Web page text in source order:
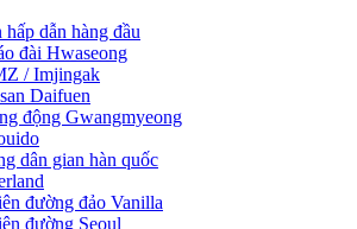
dẫn hàng đầu
đài Hwaseong
/ Imjingak
Daifuen
động Gwangmyeong
dân gian hàn quốc
đường đảo Vanilla
đường Seoul